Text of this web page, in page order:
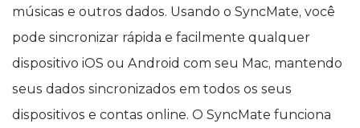
músicas e outros dados. Usando o SyncMate, você
pode sincronizar rápida e facilmente qualquer
dispositivo iOS ou Android com seu Mac, mantendo
seus dados sincronizados em todos os seus
dispositivos e contas online. O SyncMate funciona